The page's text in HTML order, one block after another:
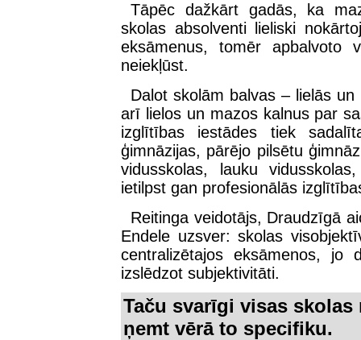
Tāpēc dažkārt gadās, ka
skolas absolventi lieliski
eksāmenus, tomēr apbalvoto
neiekļūst.
Dalot skolām balvas – lielās
arī lielos un mazos kalnus par
izglītības iestādes tiek
ģimnāzijas, pārējo pilsētu
vidusskolas, lauku
ietilpst gan profesionālās
Reitinga veidotājs, Draudzīgā
Endele uzsver: skolas
centralizētajos eksāmenos, jo
izslēdzot subjektivitāti.
Taču svarīgi visas
ņemt vērā to specifiku.